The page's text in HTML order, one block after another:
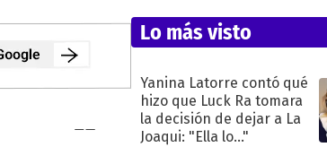
Lo más visto
Yanina Latorre contó qué
hizo que Luck Ra tomara
la decisión de dejar a La
Joaqui: "Ella lo..."